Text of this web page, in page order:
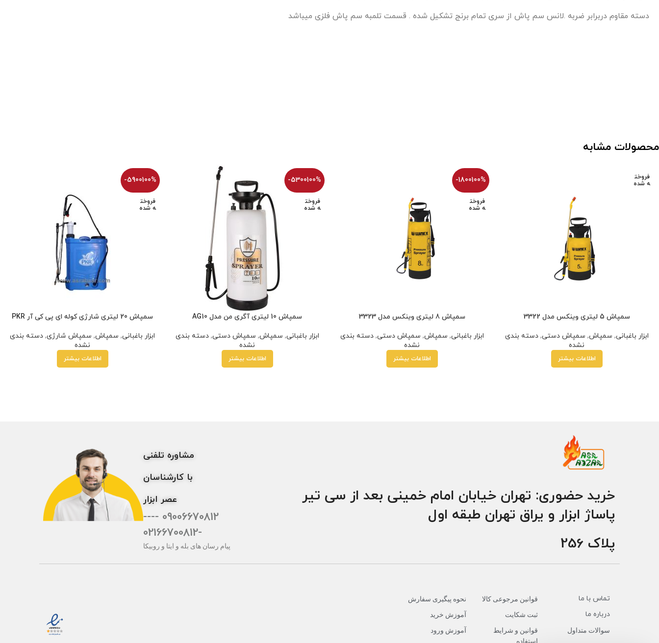
دسته مقاوم دربرابر ضربه .لانس سم پاش از سری تمام برنج تشکیل شده . قسمت تلمبه سم پاش فلزی میباشد
محصولات مشابه
فروخت
ه شده
سمپاش 5 لیتری وینکس مدل 3322
ابزار باغبانی, سمپاش, سمپاش دستی,دسته بندی
نشده
اطلاعات بیشتر
-1800100%
فروخت
ه شده
سمپاش 8 لیتری وینکس مدل 3323
ابزار باغبانی, سمپاش, سمپاش دستی,دسته بندی
نشده
اطلاعات بیشتر
-5300100%
فروخت
ه شده
سمپاش 10 لیتری آگری من مدل AG10
ابزار باغبانی, سمپاش, سمپاش دستی,دسته بندی
نشده
اطلاعات بیشتر
-5900100%
فروخت
ه شده
سمپاش 20 لیتری شارژی کوله ای پی کی آر PKR
ابزار باغبانی, سمپاش, سمپاش شارژی, دسته بندی
نشده
اطلاعات بیشتر
خرید حضوری: تهران خیابان امام خمینی بعد از سی تیر
پاساژ ابزار و یراق تهران طبقه اول
پلاک 256
مشاوره تلفنی
با کارشناسان
عصر ابزار
09006670812 ----
-02166700812
پیام رسان های بله و ایتا و روبیکا
تماس با ما
درباره ما
سوالات متداول
قوانین مرجوعی کالا
ثبت شکایت
قوانین و شرایط
استفاده
نحوه پیگیری سفارش
آموزش خرید
آموزش ورود
عزیزان میباشد